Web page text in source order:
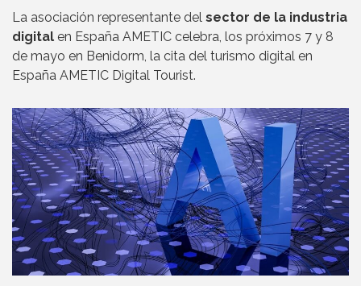
La asociación representante del sector de la industria
digital en España AMETIC celebra, los próximos 7 y 8
de mayo en Benidorm, la cita del turismo digital en
España AMETIC Digital Tourist.